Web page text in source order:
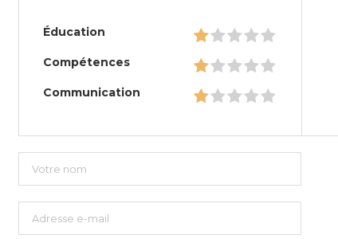
Éducation
Compétences
Communication